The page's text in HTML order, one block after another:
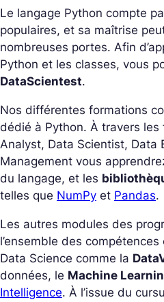
Le langage Python compte
populaires, et sa maîtrise
nombreuses portes. Afin
Python et les classes, vous
DataScientest.
Nos différentes formations
dédié à Python. À travers les
Analyst, Data Scientist, Data
Management vous
du langage, et les
telles que NumPy et Pandas.
Les autres modules des
l’ensemble des
Data Science comme la
données, le Machine
Intelligence. À l’issue du